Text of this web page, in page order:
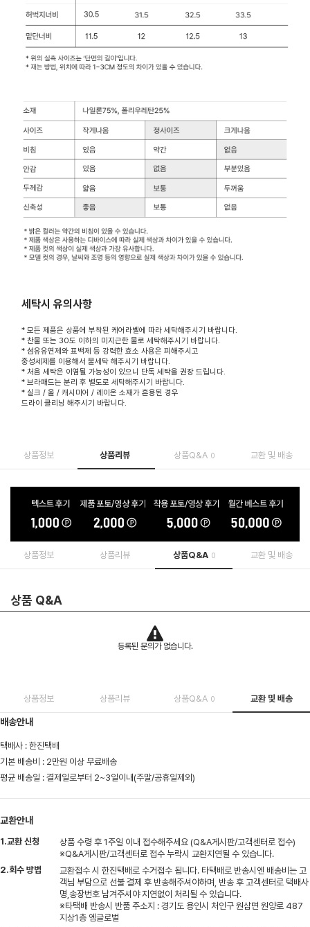
세탁시 유의사항
* 모든 제품은 상품에 부착된 케어라벨에 따라 세탁해주시기 바랍니다.
* 찬물 또는 30도 이하의 미지근한 물로 세탁해주시기 바랍니다.
* 섬유유연제와 표백제 등 강력한 효소 사용은 피해주시고
중성세제를 이용해서 물세탁 해주시기 바랍니다.
* 처음 세탁은 이염될 가능성이 있으니 단독 세탁을 권장 드립니다.
* 브라패드는 분리 후 별도로 세탁해주시기 바랍니다.
* 실크 / 울 / 캐시미어 / 레이온 소재가 혼용된 경우
드라이 클리닝 해주시기 바랍니다.
상품정보 상품리뷰 상품Q&A 0 교환 및 배송
상품정보 상품리뷰 상품Q&A 0 교환 및 배송
상품 Q&A
등록된 문의가 없습니다.
상품정보 상품리뷰 상품Q&A 0 교환 및 배송
배송안내
택배사 : 한진택배
기본 배송비 : 2만원 이상 무료배송
평균 배송일 : 결제일로부터 2~3일이내(주말/공휴일제외)
교환안내
1.교환 신청
상품 수령 후 1주일 이내 접수해주세요 (Q&A게시판/고객센터로 접수)
※Q&A게시판/고객센터로 접수 누락시 교환지연될 수 있습니다.
2.회수 방법
교환접수 시 한진택배로 수거접수 됩니다. 타택배로 반송시엔 배송비는 고
객님 부담으로 선불 결제 후 반송해주셔야하며, 반송 후 고객센터로 택배사
명,송장번호 남겨주셔야 지연없이 처리될 수 있습니다.
※타택배 반송시 반품 주소지 : 경기도 용인시 처인구 원삼면 원양로 487
지상1층 엠글로벌